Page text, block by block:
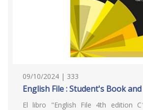
09/10/2024 | 333
English File : Student's Book
El libro "English File 4th edition